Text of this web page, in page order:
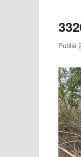
Publié